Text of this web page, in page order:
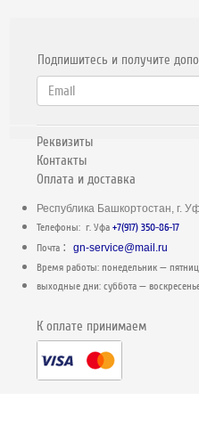
Подпишитесь и получите
Реквизиты
Контакты
Оплата и доставка
Республика Башкортостан, г.
Телефоны: г. Уфа+7(917) 350-86-17
Почта :gn-service@mail.ru
Время работы: понедельник —
выходные дни: суббота —
К оплате принимаем